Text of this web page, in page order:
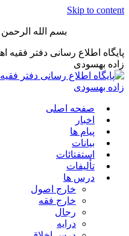
Skip to content
بسم الله الرحمن
پایگاه اطلاع رسانی دفتر فقیه
زاده بهسودی
صفحه اصلی
اخبار
پیام ها
بیانات
استفتائات
تألیفات
درس ها
خارج اصول
خارج فقه
رجال
درایه